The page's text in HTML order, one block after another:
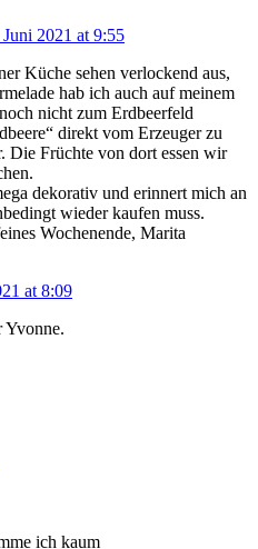
Juni 2021 at 9:55
Küche sehen verlockend aus,
hab ich auch auf meinem
nicht zum Erdbeerfeld
direkt vom Erzeuger zu
Die Früchte von dort essen wir
dekorativ und erinnert mich an
wieder kaufen muss.
Wochenende, Marita
at 8:09
Yvonne.
ich kaum